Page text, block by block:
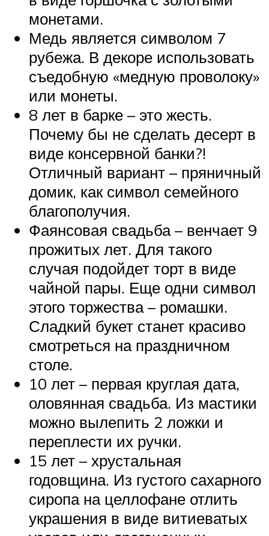
монетами.
Медь является символом 7
рубежа. В декоре использовать
съедобную «медную проволоку»
или монеты.
8 лет в барке – это жесть.
Почему бы не сделать десерт в
виде консервной банки?!
Отличный вариант – пряничный
домик, как символ семейного
благополучия.
Фаянсовая свадьба – венчает 9
прожитых лет. Для такого
случая подойдет торт в виде
чайной пары. Еще одни символ
этого торжества – ромашки.
Сладкий букет станет красиво
смотреться на праздничном
столе.
10 лет – первая круглая дата,
оловянная свадьба. Из мастики
можно вылепить 2 ложки и
переплести их ручки.
15 лет – хрустальная
годовщина. Из густого сахарного
сиропа на целлофане отлить
украшения в виде витиеватых